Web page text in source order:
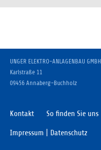
UNGER ELEKTRO-ANLAGENBAU GMBH
Karlstraße 11
09456 Annaberg-Buchholz
Kontakt So finden Sie uns
Impressum | Datenschutz